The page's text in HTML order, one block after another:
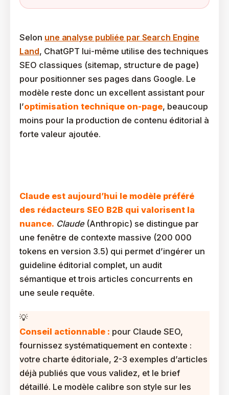
Selon une analyse publiée par Search Engine
Land, ChatGPT lui-même utilise des techniques
SEO classiques (sitemap, structure de page)
pour positionner ses pages dans Google. Le
modèle reste donc un excellent assistant pour
l’optimisation technique on-page, beaucoup
moins pour la production de contenu éditorial à
forte valeur ajoutée.
Claude est aujourd’hui le modèle préféré
des rédacteurs SEO B2B qui valorisent la
nuance. Claude(Anthropic) se distingue par
une fenêtre de contexte massive (200 000
tokens en version 3.5) qui permet d’ingérer un
guideline éditorial complet, un audit
sémantique et trois articles concurrents en
une seule requête.
Conseil actionnable : pour Claude SEO,
fournissez systématiquement en contexte :
votre charte éditoriale, 2-3 exemples d’articles
déjà publiés que vous validez, et le brief
détaillé. Le modèle calibre son style sur les